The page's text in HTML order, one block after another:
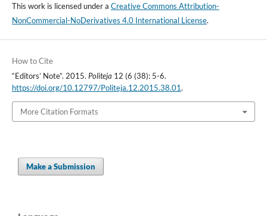
This work is licensed under a Creative Commons Attribution-
NonCommercial-NoDerivatives 4.0 International License.
How to Cite
“Editors’ Note”. 2015. Politeja 12 (6 (38): 5-6.
https://doi.org/10.12797/Politeja.12.2015.38.01.
More Citation Formats
Make a Submission